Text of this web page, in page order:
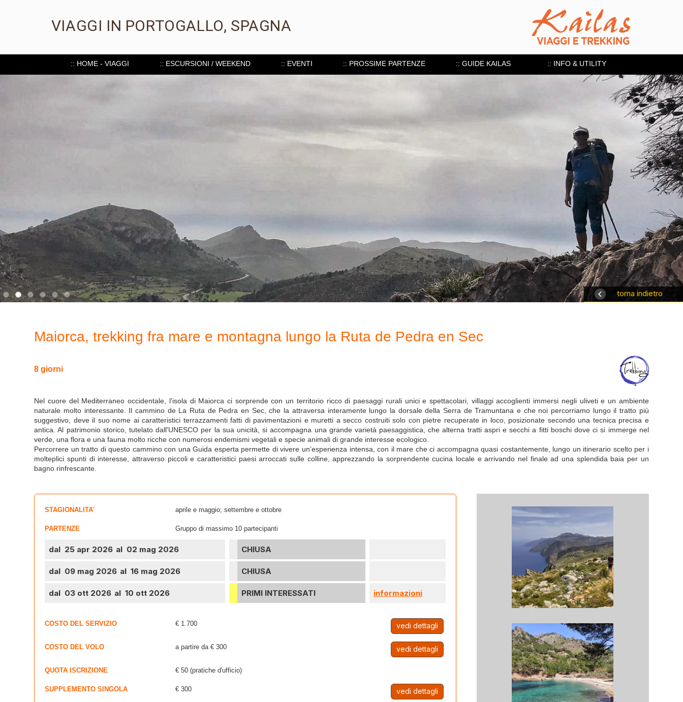
VIAGGI IN PORTOGALLO, SPAGNA
:: HOME - VIAGGI :: ESCURSIONI / WEEKEND :: EVENTI :: PROSSIME PARTENZE :: GUIDE KAILAS :: INFO & UTILITY
torna indietro
Maiorca, trekking fra mare e montagna lungo la Ruta de Pedra en Sec
8 giorni
Nel cuore del Mediterraneo occidentale, l'isola di Maiorca ci sorprende con un territorio ricco di paesaggi rurali unici e spettacolari, villaggi accoglienti immersi negli uliveti e un ambiente
naturale molto interessante. Il cammino de La Ruta de Pedra en Sec, che la attraversa interamente lungo la dorsale della Serra de Tramuntana e che noi percorriamo lungo il tratto più
suggestivo, deve il suo nome ai caratteristici terrazzamenti fatti di pavimentazioni e muretti a secco costruiti solo con pietre recuperate in loco, posizionate secondo una tecnica precisa e
antica. Al patrimonio storico, tutelato dall'UNESCO per la sua unicità, si accompagna una grande varietà paesaggistica, che alterna tratti aspri e secchi a fitti boschi dove ci si immerge nel
verde, una flora e una fauna molto ricche con numerosi endemismi vegetali e specie animali di grande interesse ecologico.
Percorrere un tratto di questo cammino con una Guida esperta permette di vivere un’esperienza intensa, con il mare che ci accompagna quasi costantemente, lungo un itinerario scelto per i
molteplici spunti di interesse, attraverso piccoli e caratteristici paesi arroccati sulle colline, apprezzando la sorprendente cucina locale e arrivando nel finale ad una splendida baia per un
bagno rinfrescante.
STAGIONALITA' aprile e maggio; settembre e ottobre
PARTENZE Gruppo di massimo 10 partecipanti
dal 25 apr 2026 al 02 mag 2026 CHIUSA
dal 09 mag 2026 al 16 mag 2026 CHIUSA
dal 03 ott 2026 al 10 ott 2026 PRIMI INTERESSATI informazioni
COSTO DEL SERVIZIO € 1.700 vedi dettagli
COSTO DEL VOLO a partire da € 300 vedi dettagli
QUOTA ISCRIZIONE € 50 (pratiche d'ufficio)
SUPPLEMENTO SINGOLA € 300 vedi dettagli